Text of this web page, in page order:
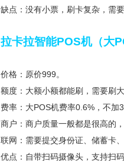
缺点：没有小票，刷卡复杂，需
拉卡拉智能POS机（大
价格：原价999。
额度：大额小额都能刷，需要刷
费率：大POS机费率0.6%，不
商户：商户质量一般都是很高的
联网：需要提交身份证、储蓄卡
优点：自带扫码摄像头，支持扫